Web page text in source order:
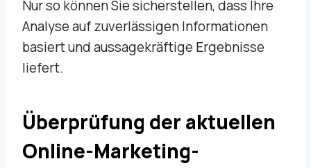
Nur so können Sie sicherstellen, dass Ihre
Analyse auf zuverlässigen Informationen
basiert und aussagekräftige Ergebnisse
liefert.
Überprüfung der aktuellen
Online-Marketing-